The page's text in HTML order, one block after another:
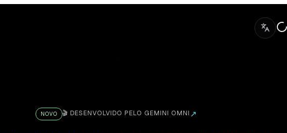
NOVO 🎬 DESENVOLVIDO PELO GEMINI OMNI ↗